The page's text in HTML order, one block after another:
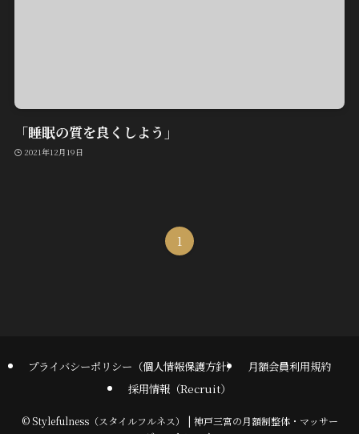
「睡眠の質を良くしよう」
2021年12月19日
1
プライバシーポリシー（個人情報保護方針）
月額会員利用規約
採用情報（Recruit）
©Stylefulness（スタイルフルネス） | 神戸三宮の月額制整体・マッサー